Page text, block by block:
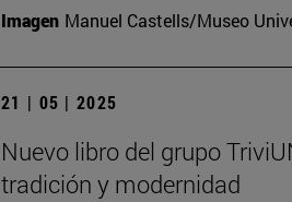
Imagen Manuel Castells/Museo
21 | 05 | 2025
Nuevo libro del grupo
tradición y modernidad